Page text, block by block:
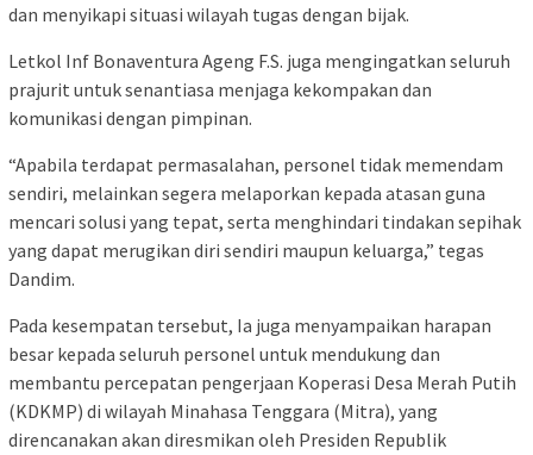
dan menyikapi situasi wilayah tugas dengan bijak.
Letkol Inf Bonaventura Ageng F.S. juga mengingatkan seluruh
prajurit untuk senantiasa menjaga kekompakan dan
komunikasi dengan pimpinan.
“Apabila terdapat permasalahan, personel tidak memendam
sendiri, melainkan segera melaporkan kepada atasan guna
mencari solusi yang tepat, serta menghindari tindakan sepihak
yang dapat merugikan diri sendiri maupun keluarga,” tegas
Dandim.
Pada kesempatan tersebut, Ia juga menyampaikan harapan
besar kepada seluruh personel untuk mendukung dan
membantu percepatan pengerjaan Koperasi Desa Merah Putih
(KDKMP) di wilayah Minahasa Tenggara (Mitra), yang
direncanakan akan diresmikan oleh Presiden Republik